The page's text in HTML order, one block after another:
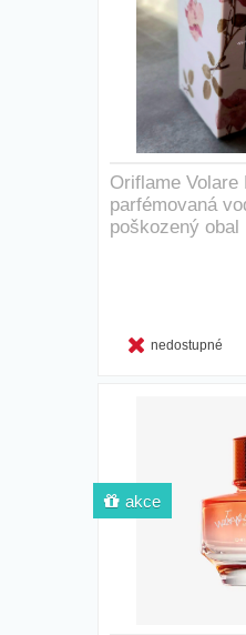
Oriflame Volare
parfémovaná
poškozený obal
nedostupné
akce